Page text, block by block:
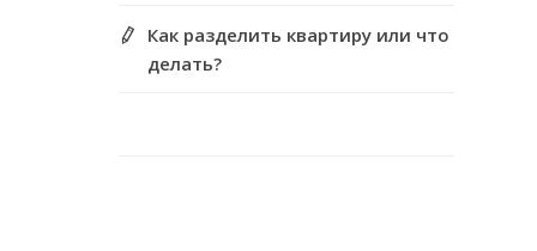
Как разделить квартиру или что
делать?